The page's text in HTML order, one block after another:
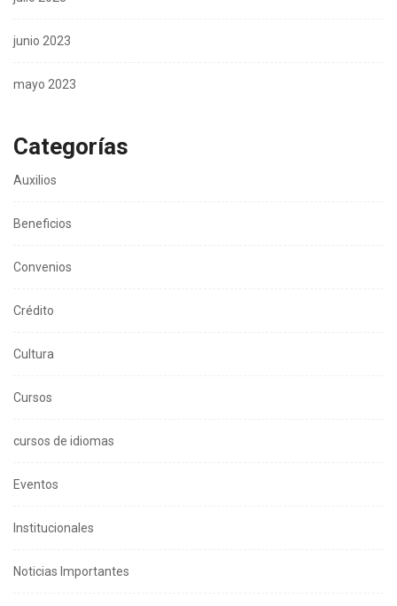
junio 2023
mayo 2023
Categorías
Auxilios
Beneficios
Convenios
Crédito
Cultura
Cursos
cursos de idiomas
Eventos
Institucionales
Noticias Importantes